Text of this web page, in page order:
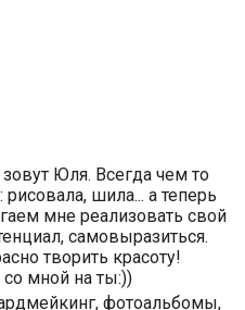
Юля. Всегда чем то
шила... а теперь
мне реализовать свой
самовыразиться.
творить красоту!
со мной на ты:))
фотоальбомы,